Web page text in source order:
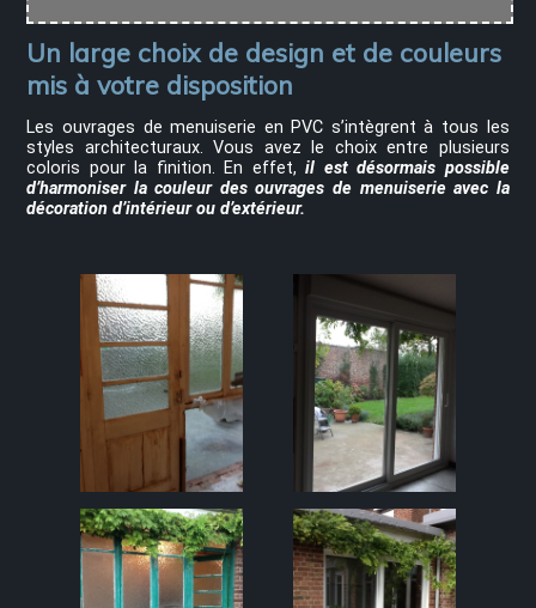
Un large choix de design et de couleurs
mis à votre disposition
Les ouvrages de menuiserie en PVC s’intègrent à tous les
styles architecturaux. Vous avez le choix entre plusieurs
coloris pour la finition. En effet,il est désormais possible
d’harmoniser la couleur des ouvrages de menuiserie avec la
décoration d’intérieur ou d’extérieur.